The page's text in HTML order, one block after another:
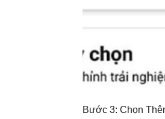
Bước 3: Chọn